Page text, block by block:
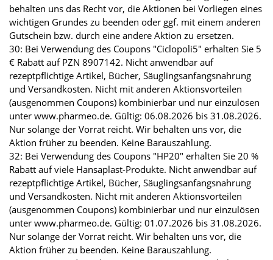
behalten uns das Recht vor, die Aktionen bei Vorliegen eines
wichtigen Grundes zu beenden oder ggf. mit einem anderen
Gutschein bzw. durch eine andere Aktion zu ersetzen.
30: Bei Verwendung des Coupons "Ciclopoli5" erhalten Sie 5
€ Rabatt auf PZN 8907142. Nicht anwendbar auf
rezeptpflichtige Artikel, Bücher, Säuglingsanfangsnahrung
und Versandkosten. Nicht mit anderen Aktionsvorteilen
(ausgenommen Coupons) kombinierbar und nur einzulösen
unter www.pharmeo.de. Gültig: 06.08.2026 bis 31.08.2026.
Nur solange der Vorrat reicht. Wir behalten uns vor, die
Aktion früher zu beenden. Keine Barauszahlung.
32: Bei Verwendung des Coupons "HP20" erhalten Sie 20 %
Rabatt auf viele Hansaplast-Produkte. Nicht anwendbar auf
rezeptpflichtige Artikel, Bücher, Säuglingsanfangsnahrung
und Versandkosten. Nicht mit anderen Aktionsvorteilen
(ausgenommen Coupons) kombinierbar und nur einzulösen
unter www.pharmeo.de. Gültig: 01.07.2026 bis 31.08.2026.
Nur solange der Vorrat reicht. Wir behalten uns vor, die
Aktion früher zu beenden. Keine Barauszahlung.